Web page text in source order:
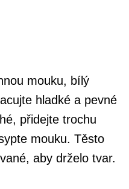
mouku, bílý
hladké a pevné
přidejte trochu
mouku. Těsto
aby drželo tvar.